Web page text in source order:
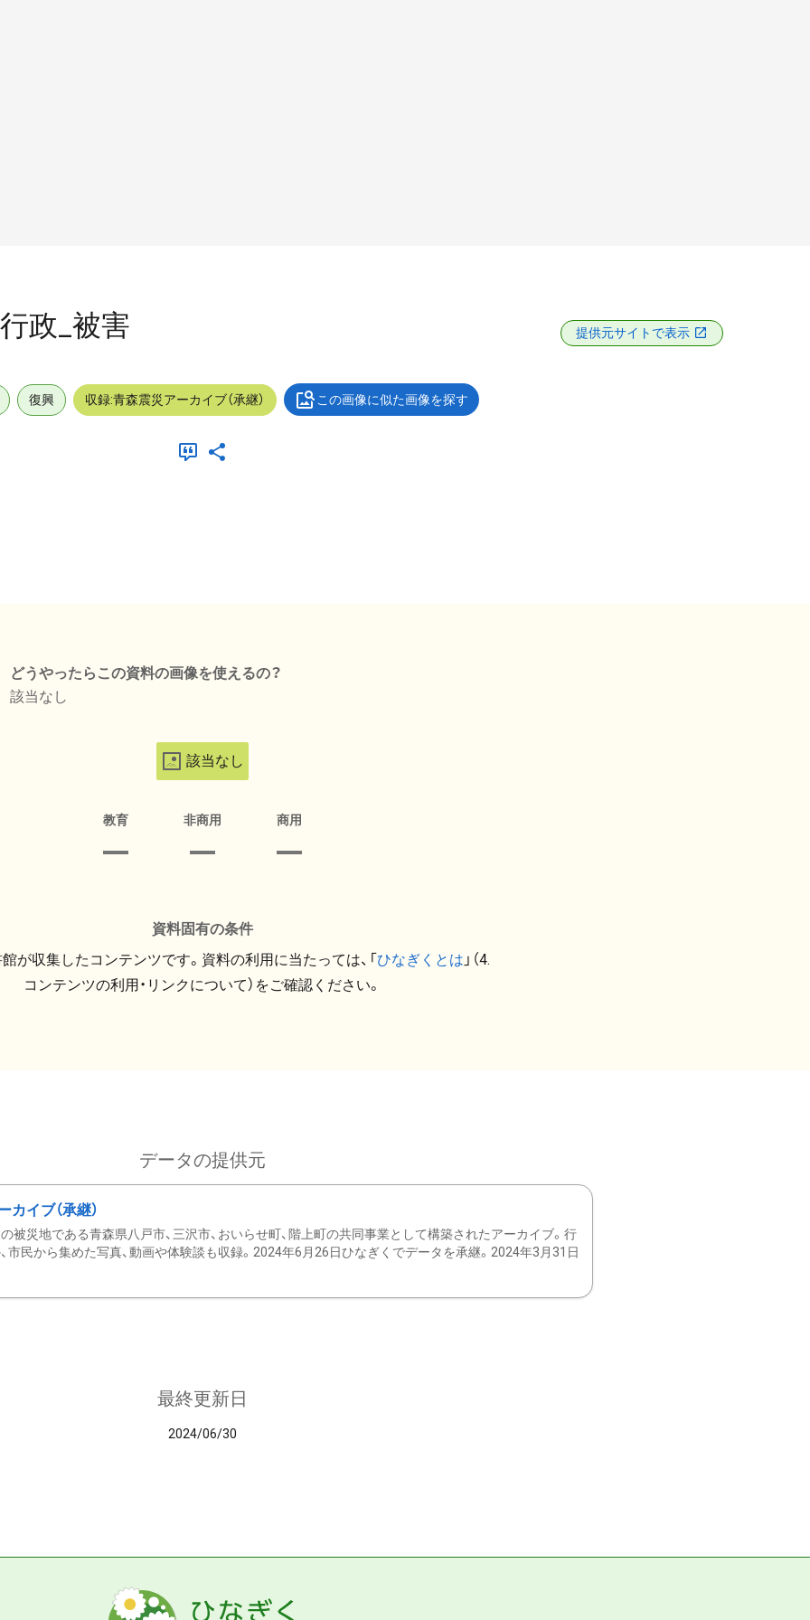
政_被害 提供元サイトで表示
復興 収録:青森震災アーカイブ（承継） この画像に似た画像を探す
どうやったらこの資料の画像を使えるの？
該当なし
該当なし
教育 非商用 商用
資料固有の条件
が収集したコンテンツです。資料の利用に当たっては、「ひなぎくとは 」（4.
コンテンツの利用・リンクについて）をご確認ください。
データの提供元
イブ（承継）
被災地である青森県八戸市、三沢市、おいらせ町、階上町の共同事業として構築されたアーカイブ。行
市民から集めた写真、動画や体験談も収録。2024年6月26日ひなぎくでデータを承継。2024年3月31日
最終更新日
2024/06/30